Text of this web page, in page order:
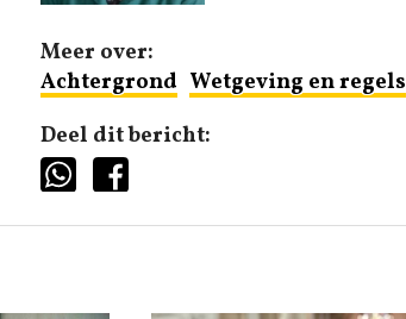
Meer over:
Achtergrond Wetgeving en regels
Deel dit bericht: